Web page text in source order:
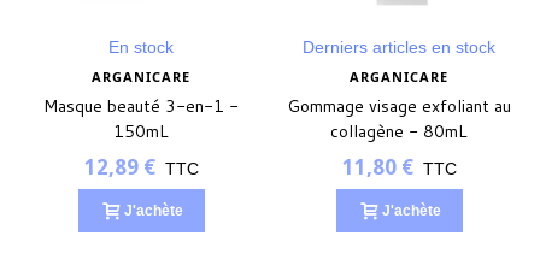
En stock
ARGANICARE
Masque beauté 3-en-1 -
150mL
12,89 € TTC
J'achète
Derniers articles en stock
ARGANICARE
Gommage visage exfoliant au
collagène - 80mL
11,80 € TTC
J'achète